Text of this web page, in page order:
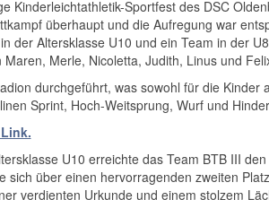
Kinderleichtathletik-Sportfest des DSC
überhaupt und die Aufregung war
der Altersklasse U10 und ein Team in der
Merle, Nicoletta, Judith, Linus und
durchgeführt, was sowohl für die Kinder
Sprint, Hoch-Weitsprung, Wurf und
U10 erreichte das Team BTB III
über einen hervorragenden zweiten
verdienten Urkunde und einem stolzem